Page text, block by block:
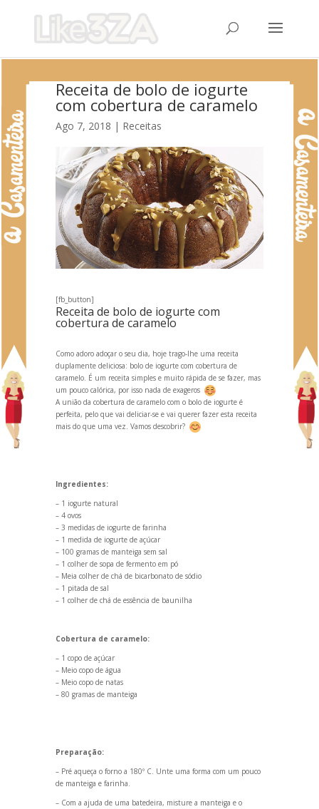
Receita de bolo de iogurte
com cobertura de caramelo
Ago 7, 2018 | Receitas
[fb_button]
Receita de bolo de iogurte com
cobertura de caramelo
Como adoro adoçar o seu dia, hoje trago-lhe uma receita
duplamente deliciosa: bolo de iogurte com cobertura de
caramelo. É um receita simples e muito rápida de se fazer, mas
um pouco calórica, por isso nada de exageros
A união da cobertura de caramelo com o bolo de iogurte é
perfeita, pelo que vai deliciar-se e vai querer fazer esta receita
mais do que uma vez. Vamos descobrir?
Ingredientes:
– 1 iogurte natural
– 4 ovos
– 3 medidas de iogurte de farinha
– 1 medida de iogurte de açúcar
– 100 gramas de manteiga sem sal
– 1 colher de sopa de fermento em pó
– Meia colher de chá de bicarbonato de sódio
– 1 pitada de sal
– 1 colher de chá de essência de baunilha
Cobertura de caramelo:
– 1 copo de açúcar
– Meio copo de água
– Meio copo de natas
– 80 gramas de manteiga
Preparação:
– Pré aqueça o forno a 180º C. Unte uma forma com um pouco
de manteiga e farinha.
– Com a ajuda de uma batedeira, misture a manteiga e o